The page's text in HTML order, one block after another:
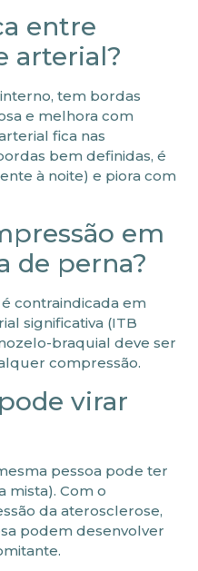
entre
arterial?
tem bordas
e melhora com
fica nas
bem definidas, é
à noite) e piora com
em
de perna?
contraindicada em
significativa (ITB
braquial deve ser
compressão.
virar
pessoa pode ter
mista). Com o
da aterosclerose,
podem desenvolver